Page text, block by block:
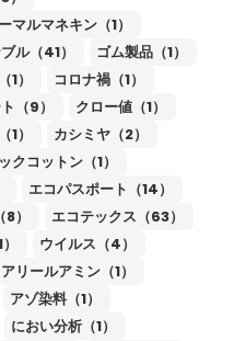
マルマネキン（1）
ル（41）
ゴム製品（1）
）
コロナ禍（1）
（9）
クロー値（1）
）
カシミヤ（2）
クコットン（1）
エコパスポート（14）
）
エコテックス（63）
ウイルス（4）
アリールアミン（1）
アゾ染料（1）
におい分析（1）